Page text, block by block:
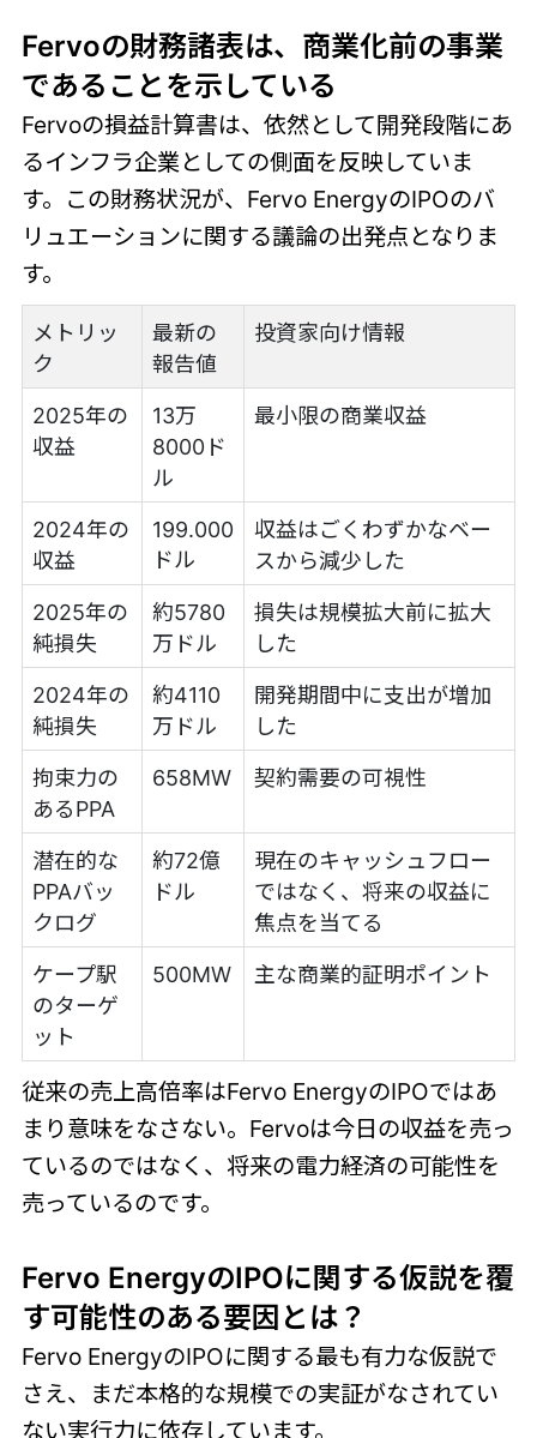
Fervoの財務諸表は、商業化前の事業
であることを示している
Fervoの損益計算書は、依然として開発段階にあ
るインフラ企業としての側面を反映していま
す。この財務状況が、Fervo EnergyのIPOのバ
リュエーションに関する議論の出発点となりま
す。
メトリッ
ク
最新の
報告値
投資家向け情報
2025年の
収益
13万
8000ド
ル
最小限の商業収益
2024年の
収益
199.000
ドル
収益はごくわずかなベー
スから減少した
2025年の
純損失
約5780
万ドル
損失は規模拡大前に拡大
した
2024年の
純損失
約4110
万ドル
開発期間中に支出が増加
した
拘束力の
あるPPA
658MW 契約需要の可視性
潜在的な
PPAバッ
クログ
約72億
ドル
現在のキャッシュフロー
ではなく、将来の収益に
焦点を当てる
ケープ駅
のターゲ
ット
500MW 主な商業的証明ポイント
従来の売上高倍率はFervo EnergyのIPOではあ
まり意味をなさない。Fervoは今日の収益を売っ
ているのではなく、将来の電力経済の可能性を
売っているのです。
Fervo EnergyのIPOに関する仮説を覆
す可能性のある要因とは？
Fervo EnergyのIPOに関する最も有力な仮説で
さえ、まだ本格的な規模での実証がなされてい
ない実行力に依存しています。